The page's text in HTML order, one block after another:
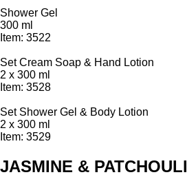
Shower Gel
300 ml
Item: 3522
Set Cream Soap & Hand Lotion
2 x 300 ml
Item: 3528
Set Shower Gel & Body Lotion
2 x 300 ml
Item: 3529
JASMINE & PATCHOULI